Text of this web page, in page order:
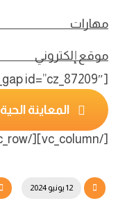
مهارات
موقع إلكتروني
[cz_gap id=”cz_87209″]
المعاينة الحية
[/vc_column][/vc_row]
12 يونيو 2024